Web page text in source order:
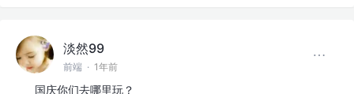
淡然99
前端 · 1年前
国庆你们去哪里玩？